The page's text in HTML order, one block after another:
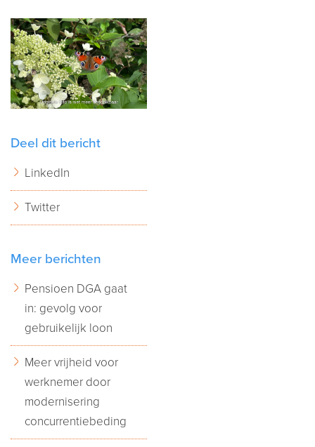
Deel dit bericht
LinkedIn
Twitter
Meer berichten
Pensioen DGA gaat
in: gevolg voor
gebruikelijk loon
Meer vrijheid voor
werknemer door
modernisering
concurrentiebeding